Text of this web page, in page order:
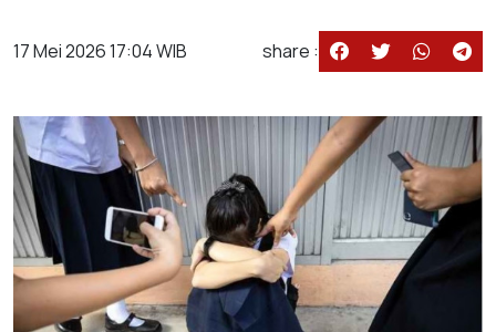
17 Mei 2026 17:04 WIB share :